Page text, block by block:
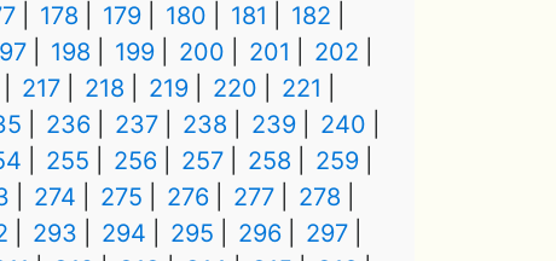
178 179 180 181
182
198 199 200 201
202
217 218 219 220
221
236 237 238 239
240
255 256 257 258
259
274 275 276 277
278
293 294 295 296
297